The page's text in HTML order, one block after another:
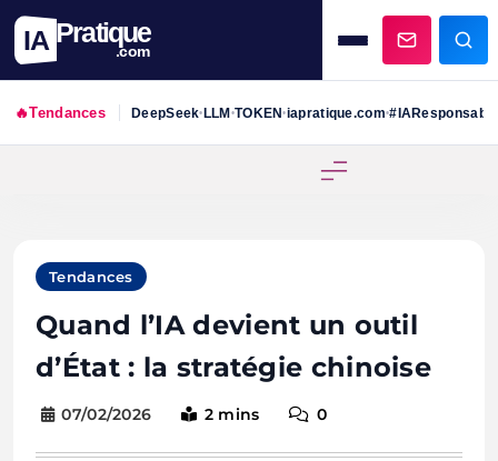
IA Pratique
.com
🔥Tendances DeepSeek•LLM•TOKEN•iapratique.com•#IAResponsable
Tendances
Quand l’IA devient un outil
d’État : la stratégie chinoise
07/02/2026 2 mins 0